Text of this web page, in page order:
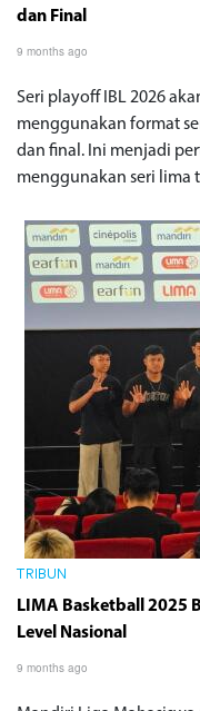
dan Final
9 months ago
Seri playoff IBL 2026
menggunakan format
dan final. Ini menjadi
menggunakan seri lima
TRIBUN
LIMA Basketball 2025
Level Nasional
9 months ago